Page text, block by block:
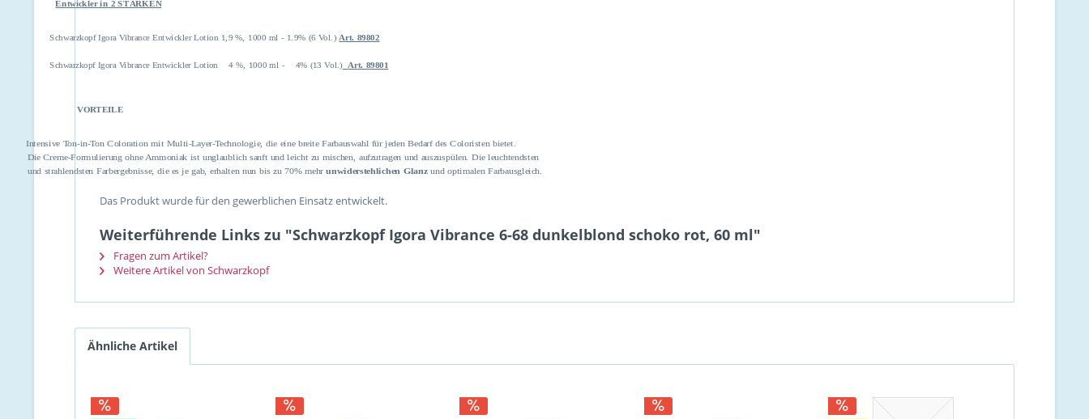
Entwickler in 2 STÄRKEN
Schwarzkopf Igora Vibrance Entwickler Lotion 1,9 %, 1000 ml - 1.9% (6 Vol.) Art. 89802
Schwarzkopf Igora Vibrance Entwickler Lotion 4 %, 1000 ml - 4% (13 Vol.) Art. 89801
VORTEILE
Intensive Ton-in-Ton Coloration mit Multi-Layer-Technologie, die eine breite Farbauswahl für jeden Bedarf des Coloristen bietet.
Die Creme-Formulierung ohne Ammoniak ist unglaublich sanft undleicht zu mischen, aufzutragen und auszuspülen. Die leuchtendsten
und strahlendsten Farbergebnisse, die es je gab, erhalten nun bis zu70% mehrunwiderstehlichen Glanzund optimalen Farbausgleich.
Das Produkt wurde für den gewerblichen Einsatz entwickelt.
Weiterführende Links zu "Schwarzkopf Igora Vibrance 6-68 dunkelblond schoko rot, 60 ml"
Fragen zum Artikel?
Weitere Artikel von Schwarzkopf
Ähnliche Artikel